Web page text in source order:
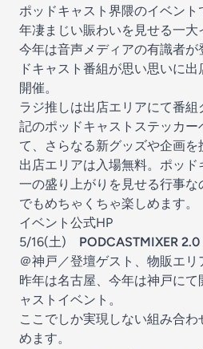
ポッドキャスト界隈のイベン
年凄まじい賑わいを見せる一大
今年は音声メディアの有識者が
ドキャスト番組が思い思いに
開催。
ラジ推しは出店エリアにて番
記のポッドキャストステッカー
て、さらなる新グッズや企画を
出店エリアは入場無料。ポッ
一の盛り上がりを見せる行事
でもめちゃくちゃ楽しめます。
イベント公式HP
5/16(土) PODCASTMIXER 2.0
＠神戸／登壇ゲスト、物販エリ
昨年は名古屋、今年は神戸に
ャストイベント。
ここでしか実現しない組み合
めます。